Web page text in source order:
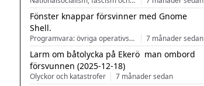
Fönster knappar försvinner med Gnome
Shell.
Programvara: övriga operativsystem 7 månader sedan
Larm om båtolycka på Ekerö  man ombord
försvunnen (2025-12-18)
Olyckor och katastrofer 7 månader sedan